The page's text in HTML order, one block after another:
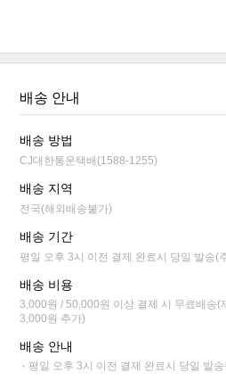
배송 안내
배송 방법
CJ대한통운택배(1588-1255)
배송 지역
전국(해외배송불가)
배송 기간
평일 오후 3시 이전 결제 완료시 당일 발송(
배송 비용
3,000원 / 50,000원 이상 결제 시 무료배송(
3,000원 추가)
배송 안내
평일 오후 3시 이전 결제 완료시 당일 발송